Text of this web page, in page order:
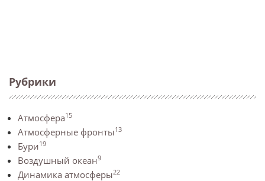
Рубрики
Атмосфера15
Атмосферные фронты13
Бури19
Воздушный океан9
Динамика атмосферы22